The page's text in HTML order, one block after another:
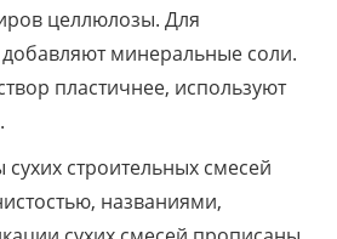
целлюлозы. Для
минеральные соли.
пластичнее, используют
строительных смесей
названиями,